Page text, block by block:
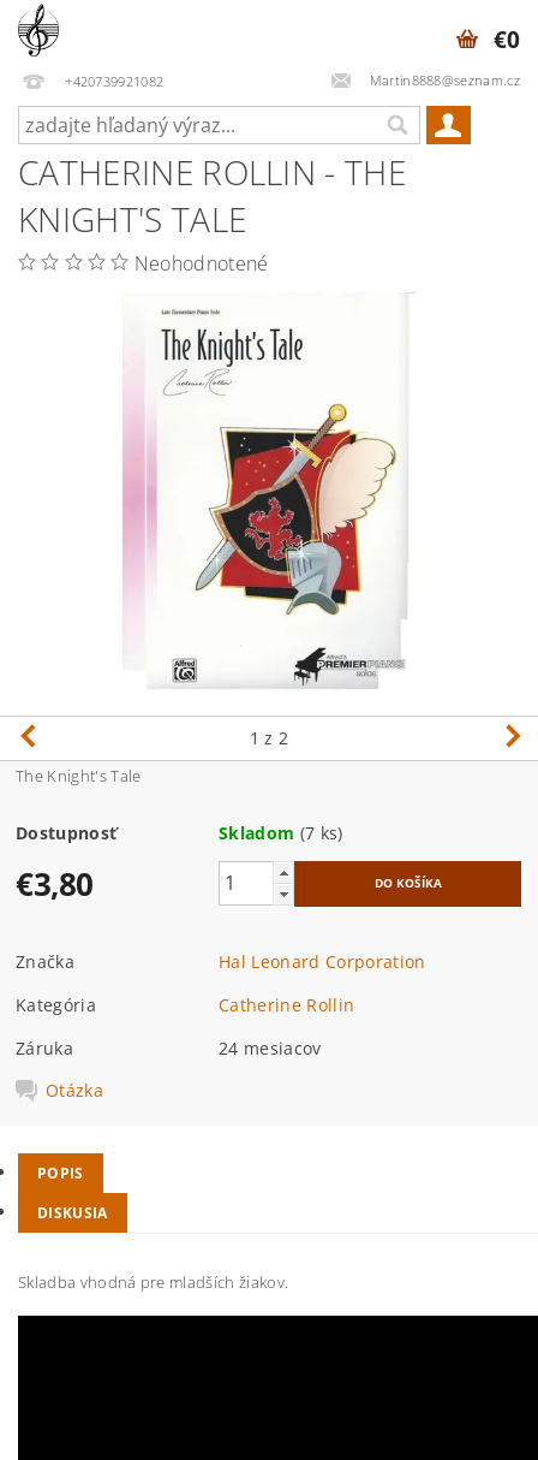
+420739921082 Martin8888@seznam.cz
€0
CATHERINE ROLLIN - THE
KNIGHT'S TALE
Neohodnotené
1 z 2
The Knight's Tale
Dostupnosť Skladom (7 ks)
€3,80
Značka
Hal Leonard Corporation
Kategória
Catherine Rollin
Záruka
24 mesiacov
Otázka
POPIS
DISKUSIA
Skladba vhodná pre mladších žiakov.